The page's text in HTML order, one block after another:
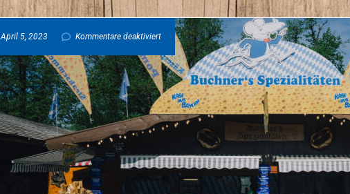
April 5, 2023 Kommentare deaktiviertfür
Buchner
´s
Spezialitäten